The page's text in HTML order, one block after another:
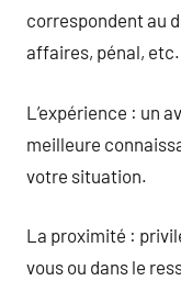
correspondent au
affaires, pénal,
L’expérience : un
meilleure
votre situation.
La proximité :
vous ou dans le